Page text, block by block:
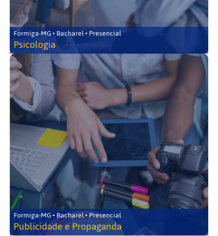
Formiga-MG • Bacharel • Presencial
Psicologia
Formiga-MG • Bacharel • Presencial
Publicidade e Propaganda